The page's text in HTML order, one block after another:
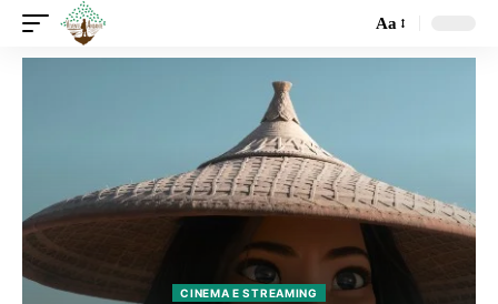
Aa
CINEMA E STREAMING